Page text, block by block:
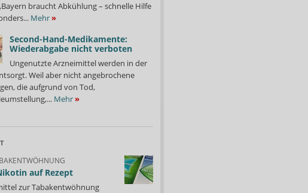
braucht Abkühlung – schnelle Hilfe
Mehr»
Second-Hand-Medikamente:
Wiederabgabe nicht verboten
Ungenutzte Arzneimittel werden in der
Weil aber nicht angebrochene
die aufgrund von Tod,
Mehr»
auf Rezept
zur Tabakentwöhnung